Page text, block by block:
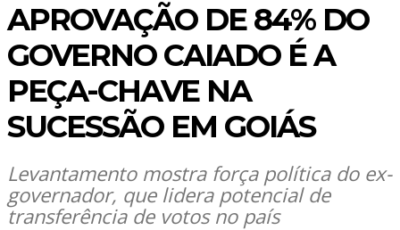
APROVAÇÃO DE 84% DO
GOVERNO CAIADO É A
PEÇA-CHAVE NA
SUCESSÃO EM GOIÁS
Levantamento mostra força política do ex-
governador, que lidera potencial de
transferência de votos no país